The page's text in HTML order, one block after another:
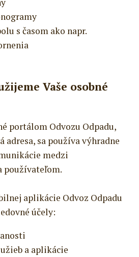
s časom ako napr.
Vaše osobné
portálom Odvozu Odpadu,
adresa, sa používa výhradne
medzi
používateľom.
aplikácie Odvoz Odpadu
účely:
a aplikácie